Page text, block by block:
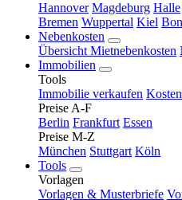
Hannover Magdeburg Halle
Bremen Wuppertal Kiel
Nebenkosten
Übersicht Mietnebenkosten
Immobilien
Tools
Immobilie verkaufen
Preise A-F
Berlin Frankfurt Essen
Preise M-Z
München Stuttgart Köln
Tools
Vorlagen
Vorlagen & Musterbriefe